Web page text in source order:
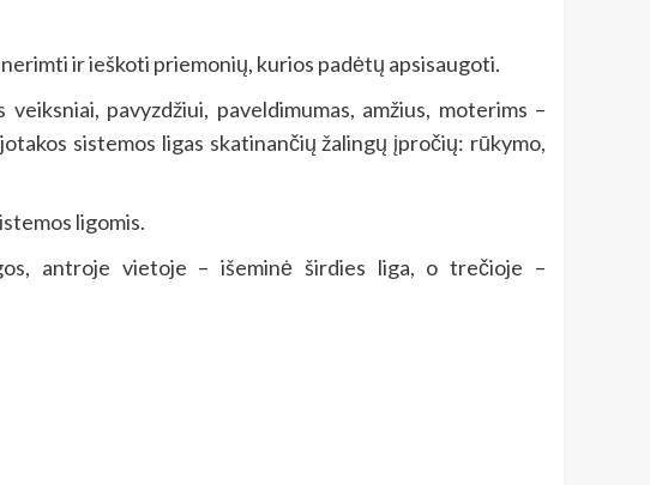
ir ieškoti priemonių, kurios padėtų apsisaugoti.
pavyzdžiui, paveldimumas, amžius, moterims –
sistemos ligas skatinančių žalingų įpročių: rūkymo,
ligomis.
antroje vietoje – išeminė širdies liga, o trečioje –